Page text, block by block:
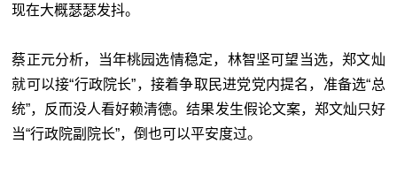
现在大概瑟瑟发抖。
蔡正元分析，当年桃园选情稳定，林智坚可望当选，郑文灿
就可以接“行政院长”，接着争取民进党党内提名，准备选“总
统”，反而没人看好赖清德。结果发生假论文案，郑文灿只好
当“行政院副院长”，倒也可以平安度过。